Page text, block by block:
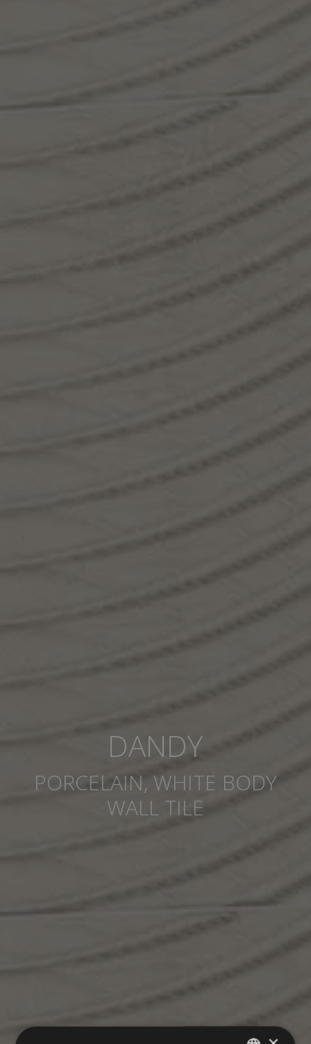
DANDY
PORCELAIN, WHITE BODY
WALL TILE